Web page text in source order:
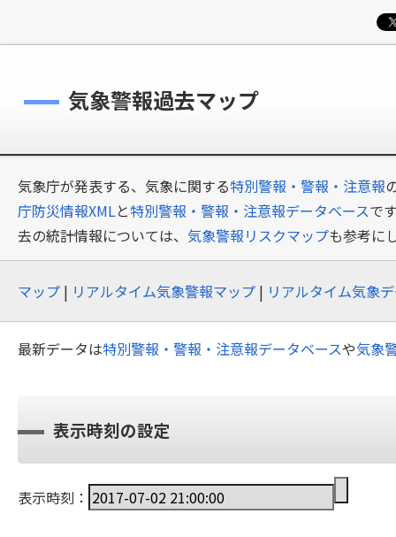
気象警報過去マップ
気象庁が発表する、気象に関する特別警報・警報・注意報
庁防災情報XMLと特別警報・警報・注意報データベースで
去の統計情報については、 気象警報リスクマップも参考に
マップ | リアルタイム気象警報マップ | リアルタイム気象
最新データは特別警報・警報・注意報データベースや気象
表示時刻の設定
表示時刻：